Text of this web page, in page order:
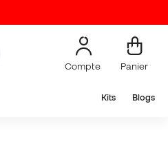
Compte Panier
Kits Blogs